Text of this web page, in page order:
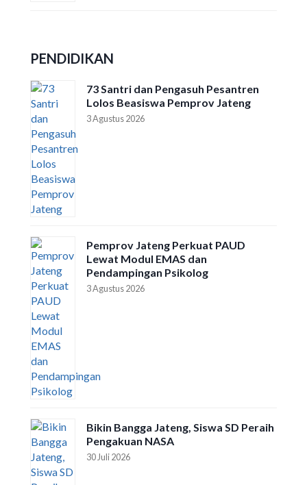
PENDIDIKAN
73 Santri dan Pengasuh Pesantren
Lolos Beasiswa Pemprov Jateng
3 Agustus 2026
Pemprov Jateng Perkuat PAUD
Lewat Modul EMAS dan
Pendampingan Psikolog
3 Agustus 2026
Bikin Bangga Jateng, Siswa SD Peraih
Pengakuan NASA
30 Juli 2026